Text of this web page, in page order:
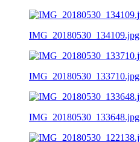
IMG_20180530_134109.jpg
IMG_20180530_133710.jpg
IMG_20180530_133648.jpg